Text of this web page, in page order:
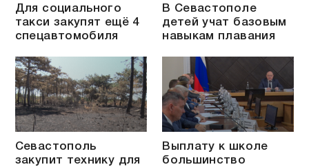
Для социального
такси закупят ещё 4
спецавтомобиля
В Севастополе
детей учат базовым
навыкам плавания
Севастополь
закупит технику для
Выплату к школе
большинство